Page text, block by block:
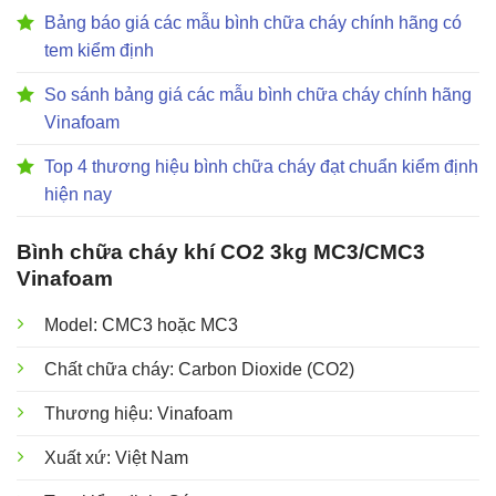
Bảng báo giá các mẫu bình chữa cháy chính hãng có
tem kiểm định
So sánh bảng giá các mẫu bình chữa cháy chính hãng
Vinafoam
Top 4 thương hiệu bình chữa cháy đạt chuẩn kiểm định
hiện nay
Bình chữa cháy khí CO2 3kg MC3/CMC3
Vinafoam
Model: CMC3 hoặc MC3
Chất chữa cháy: Carbon Dioxide (CO2)
Thương hiệu: Vinafoam
Xuất xứ: Việt Nam